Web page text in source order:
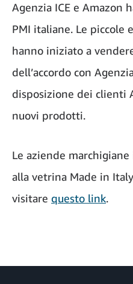
Agenzia ICE e Amazon
PMI italiane. Le piccole
hanno iniziato a
dell’accordo con
disposizione dei clienti
nuovi prodotti.
Le aziende
alla vetrina Made in
visitare questo link.